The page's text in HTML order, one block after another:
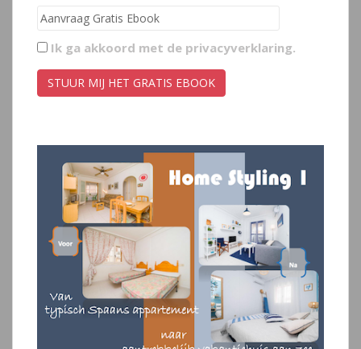
Ik ga akkoord met de privacyverklaring.